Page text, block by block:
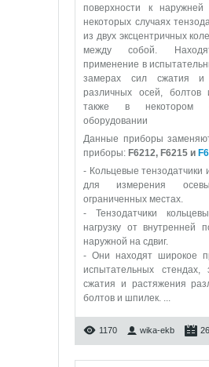
поверхности к
некоторых случаях
из двух эксцентричных
между собой.
применение в
замерах сил сжатия и
различных осей,
также в некотором
оборудовании
Данные приборы
приборы: F6212, F6215 и
- Кольцевые тензодатчики
для измерения
ограниченных местах.
- Тензодатчики
нагрузку от внутренней
наружной на сдвиг.
- Они находят широкое
испытательных стендах,
сжатия и растяжения
болтов и шпилек. ...
1170 wika-ekb